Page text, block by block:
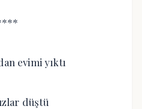
evimi yıktı
düştü